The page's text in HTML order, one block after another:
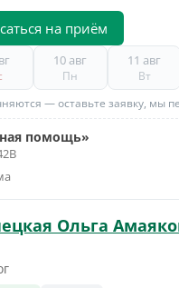
на приём
10 авг
Пн
11 авг
Вт
— оставьте заявку, мы
помощь»
Ольга